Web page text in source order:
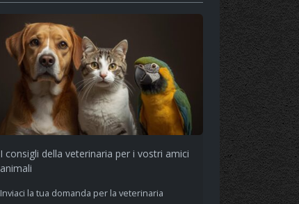
I consigli della veterinaria per i vostri amici
animali
Inviaci la tua domanda per la veterinaria